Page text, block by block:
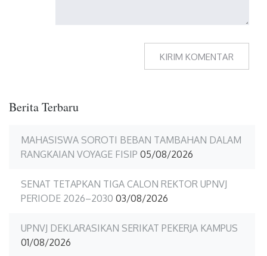
Berita Terbaru
MAHASISWA SOROTI BEBAN TAMBAHAN DALAM
RANGKAIAN VOYAGE FISIP 05/08/2026
SENAT TETAPKAN TIGA CALON REKTOR UPNVJ
PERIODE 2026–2030 03/08/2026
UPNVJ DEKLARASIKAN SERIKAT PEKERJA KAMPUS
01/08/2026